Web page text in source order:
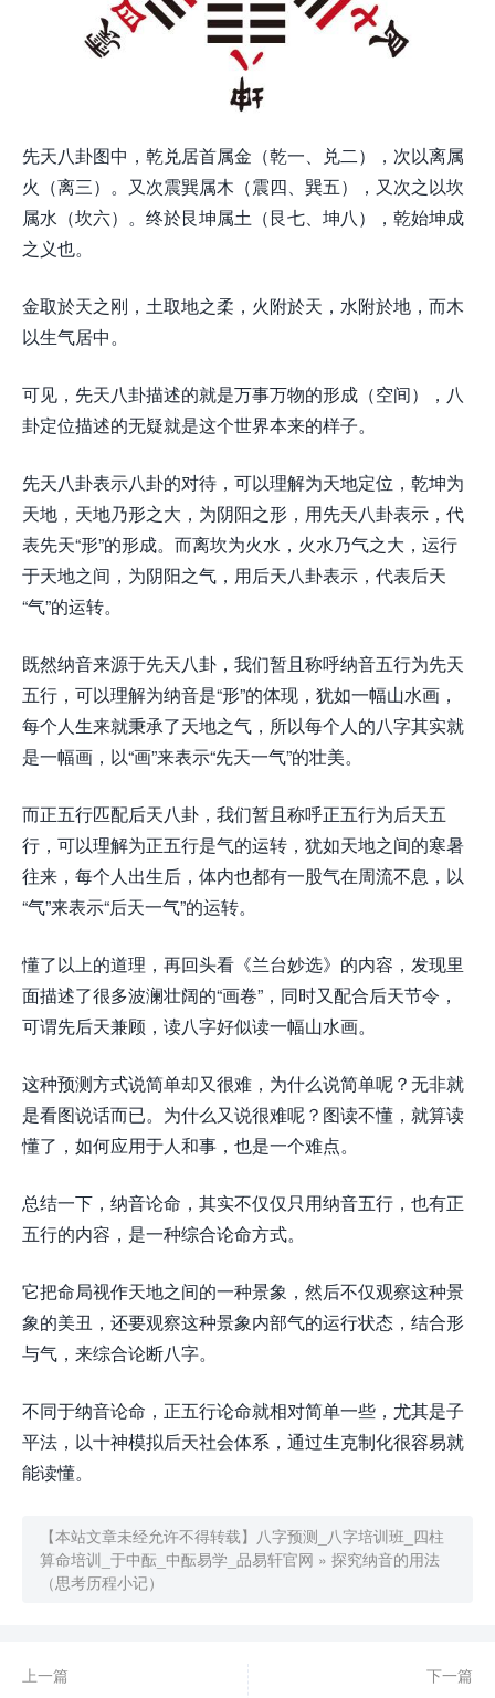
先天八卦图中，乾兑居首属金（乾一、兑二），次以离属
火（离三）。又次震巽属木（震四、巽五），又次之以坎
属水（坎六）。终於艮坤属土（艮七、坤八），乾始坤成
之义也。
金取於天之刚，土取地之柔，火附於天，水附於地，而木
以生气居中。
可见，先天八卦描述的就是万事万物的形成（空间），八
卦定位描述的无疑就是这个世界本来的样子。
先天八卦表示八卦的对待，可以理解为天地定位，乾坤为
天地，天地乃形之大，为阴阳之形，用先天八卦表示，代
表先天“形”的形成。而离坎为火水，火水乃气之大，运行
于天地之间，为阴阳之气，用后天八卦表示，代表后天
“气”的运转。
既然纳音来源于先天八卦，我们暂且称呼纳音五行为先天
五行，可以理解为纳音是“形”的体现，犹如一幅山水画，
每个人生来就秉承了天地之气，所以每个人的八字其实就
是一幅画，以“画”来表示“先天一气”的壮美。
而正五行匹配后天八卦，我们暂且称呼正五行为后天五
行，可以理解为正五行是气的运转，犹如天地之间的寒暑
往来，每个人出生后，体内也都有一股气在周流不息，以
“气”来表示“后天一气”的运转。
懂了以上的道理，再回头看《兰台妙选》的内容，发现里
面描述了很多波澜壮阔的“画卷”，同时又配合后天节令，
可谓先后天兼顾，读八字好似读一幅山水画。
这种预测方式说简单却又很难，为什么说简单呢？无非就
是看图说话而已。为什么又说很难呢？图读不懂，就算读
懂了，如何应用于人和事，也是一个难点。
总结一下，纳音论命，其实不仅仅只用纳音五行，也有正
五行的内容，是一种综合论命方式。
它把命局视作天地之间的一种景象，然后不仅观察这种景
象的美丑，还要观察这种景象内部气的运行状态，结合形
与气，来综合论断八字。
不同于纳音论命，正五行论命就相对简单一些，尤其是子
平法，以十神模拟后天社会体系，通过生克制化很容易就
能读懂。
【本站文章未经允许不得转载】
八字预测_八字培训班_四柱
算命培训_于中酝_中酝易学_品易轩官网 » 探究纳音的用法
（思考历程小记）
上一篇 下一篇